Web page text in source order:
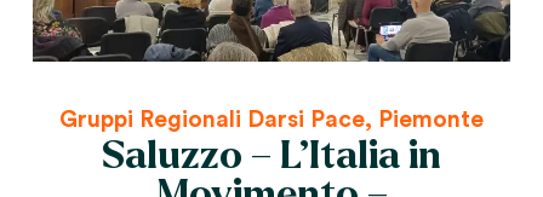
Gruppi Regionali Darsi Pace, Piemonte
Saluzzo – L’Italia in